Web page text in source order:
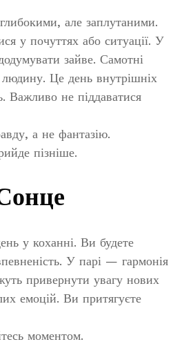
але заплутаними.
у почуттях або ситуації. У
зайве. Самотні
людину. Це день внутрішніх
Важливо не піддаватися
а не фантазію.
пізніше.
у коханні. Ви будете
У парі — гармонія
привернути увагу нових
емоцій. Ви притягуєте
моментом.